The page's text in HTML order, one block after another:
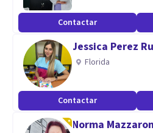
Contactar
Jessica Perez
Florida
Contactar
Norma